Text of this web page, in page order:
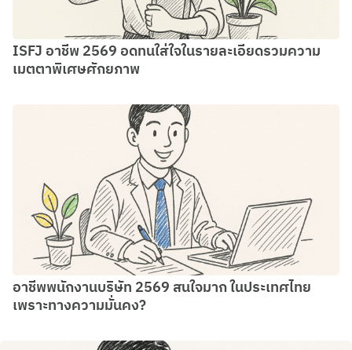
ISFJ อาชีพ 2569 อดทนใส่ใจในรายละเอียดรวมความ
เมตตาพิเศษศักยภาพ
อาชีพพนักงานบริษัท 2569 สนใจมาก ในประเทศไทย
เพราะทางความมั่นคง?